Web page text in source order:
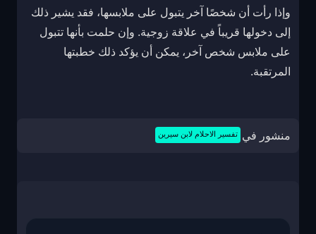
وإذا رأت أن شخصًا آخر يتبول على ملابسها، فقد يشير ذلك
إلى دخولها قريباً في علاقة زوجية. وإن حلمت بأنها تتبول
على ملابس شخص آخر، يمكن أن يؤكد ذلك خطبتها
المرتقبة.
منشور في تفسير الاحلام لابن سيرين